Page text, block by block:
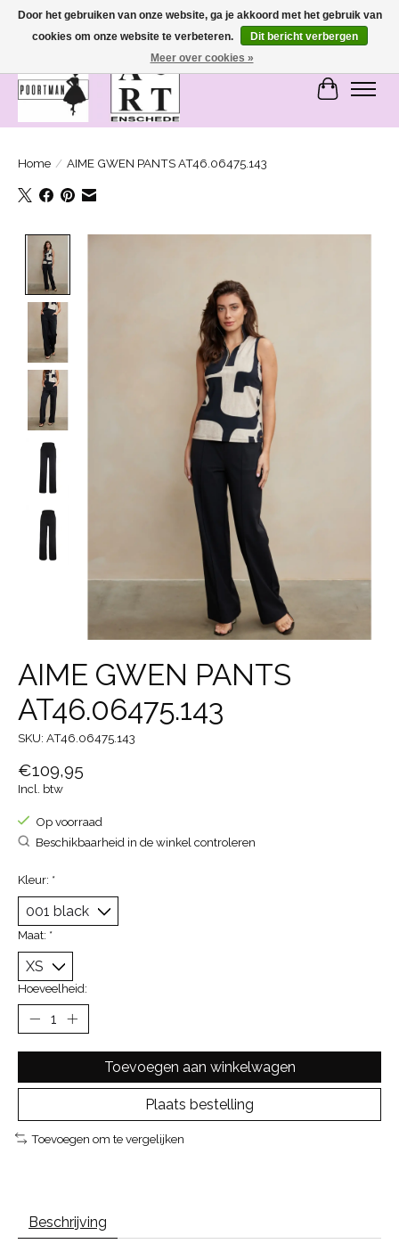
SASHIONABLE - damesmode in Bemmel en Enschede
Home / AIME GWEN PANTS AT46.06475.143
AIME GWEN PANTS
AT46.06475.143
SKU: AT46.06475.143
€109,95
Incl. btw
Op voorraad
Beschikbaarheid in de winkel controleren
Kleur: *
Maat: *
Hoeveelheid:
Toevoegen aan winkelwagen
Plaats bestelling
Toevoegen om te vergelijken
Beschrijving
Door het gebruiken van onze website, ga je akkoord met het gebruik van
cookies om onze website te verbeteren.
Dit bericht verbergen
Meer over cookies »